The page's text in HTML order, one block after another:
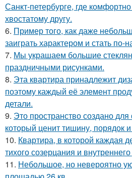
Санкт-петербурге, где
хвостатому другу.
6. Пример того, как даже
заиграть характером и стать
7. Мы украшаем большие
праздничными рисунками.
8. Эта квартира принадлежит
поэтому каждый её элемент
детали.
9. Это пространство создано для
который ценит тишину, порядок
10. Квартира, в которой каждая
тихого созерцания и
11. Небольшое, но невероятно